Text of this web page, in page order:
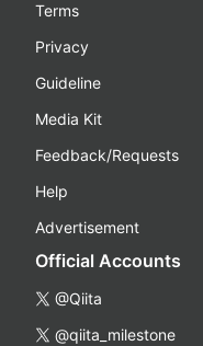
Terms
Privacy
Guideline
Media Kit
Feedback/Requests
Help
Advertisement
Official Accounts
@Qiita
@qiita_milestone